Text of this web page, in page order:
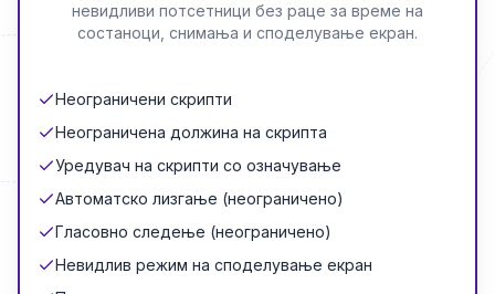
невидливи потсетници без раце за време на
состаноци, снимања и споделување екран.
Неограничени скрипти
Неограничена должина на скрипта
Уредувач на скрипти со означување
Автоматско лизгање (неограничено)
Гласовно следење (неограничено)
Невидлив режим на споделување екран